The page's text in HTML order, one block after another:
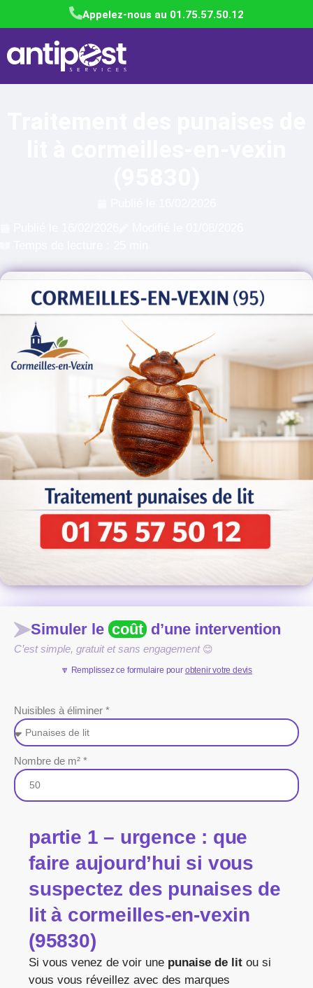
Appelez-nous au 01.75.57.50.12
Simuler le coût d’une intervention
C’est simple, gratuit et sans engagement 😊
🔽 Remplissez ce formulaire pour obtenir votre devis
Nuisibles à éliminer *
Nombre de m² *
partie 1 – urgence : que
faire aujourd’hui si vous
suspectez des punaises de
lit à cormeilles-en-vexin
(95830)
Si vous venez de voir une punaise de lit ou si
vous vous réveillez avec des marques